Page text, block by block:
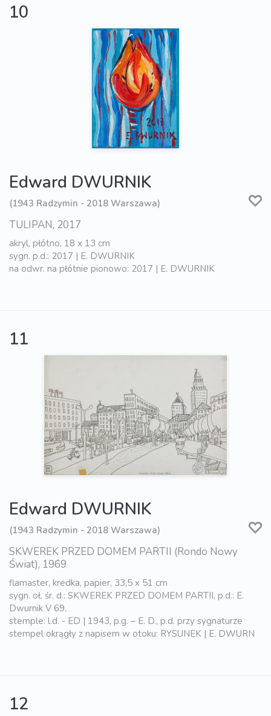
10
Edward DWURNIK
(1943 Radzymin - 2018 Warszawa)
TULIPAN, 2017
akryl, płótno, 18 x 13 cm
sygn. p.d.: 2017 | E. DWURNIK
na odwr. na płótnie pionowo: 2017 | E. DWURNIK
11
Edward DWURNIK
(1943 Radzymin - 2018 Warszawa)
SKWEREK PRZED DOMEM PARTII (Rondo Nowy
Świat), 1969
flamaster, kredka, papier, 33,5 x 51 cm
sygn. oł. śr. d.: SKWEREK PRZED DOMEM PARTII, p.d.: E.
Dwurnik V 69.
stemple: l.d. - ED | 1943, p.g. – E. D., p.d. przy sygnaturze
stempel okrągły z napisem w otoku: RYSUNEK | E. DWURN
12